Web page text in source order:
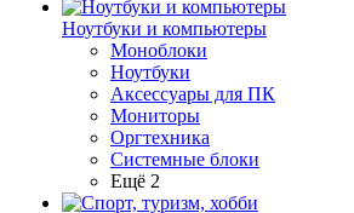
Ноутбуки и компьютеры
Моноблоки
Ноутбуки
Аксессуары для ПК
Мониторы
Оргтехника
Системные блоки
Ещё 2